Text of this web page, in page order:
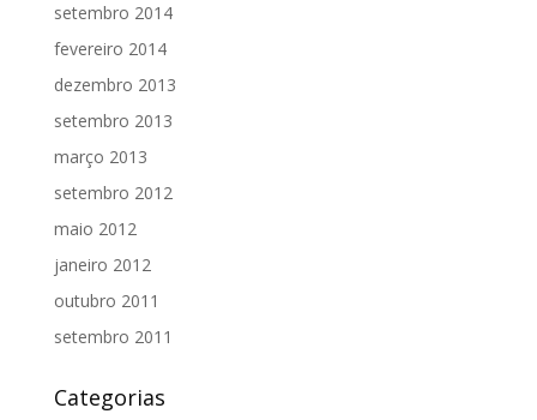
setembro 2014
fevereiro 2014
dezembro 2013
setembro 2013
março 2013
setembro 2012
maio 2012
janeiro 2012
outubro 2011
setembro 2011
Categorias